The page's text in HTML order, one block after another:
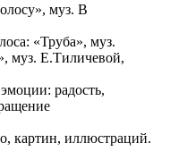
муз. В
«Труба», муз.
муз. Е.Тиличевой,
радость,
картин, иллюстраций.